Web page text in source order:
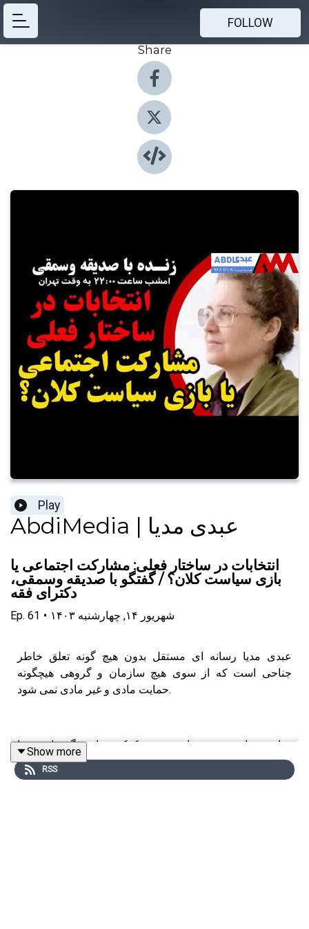
FOLLOW
Share
Play
AbdiMedia | عبدی مدیا
انتخابات در ساختار فعلی: مشارکت اجتماعی یا
بازی سیاست کلان؟ / گفتگو با صدیقه وسمقی،
دکترای فقه
Ep. 61 • ۱۴۰۳ شهریور ۱۴, چهارشنبه
عبدی مدیا رسانه ای مستقل بدون هیچ گونه تعلق خاطر
جناحی است که از سوی هیچ سازمان و گروهی هیچگونه
حمایت مادی و غیر مادی نمی شود.
حیات و بقای عبدی مدیا به وجود و کمک شما بستگی دارد. شما
می‌توانید از طریق پی‌پل یا رمز ارز با کمک‌های هرچند کوچک
اما بسیار ارزشمند خود، بنده را در ادامه این مسیر کمک کنید.
Show more
RSS